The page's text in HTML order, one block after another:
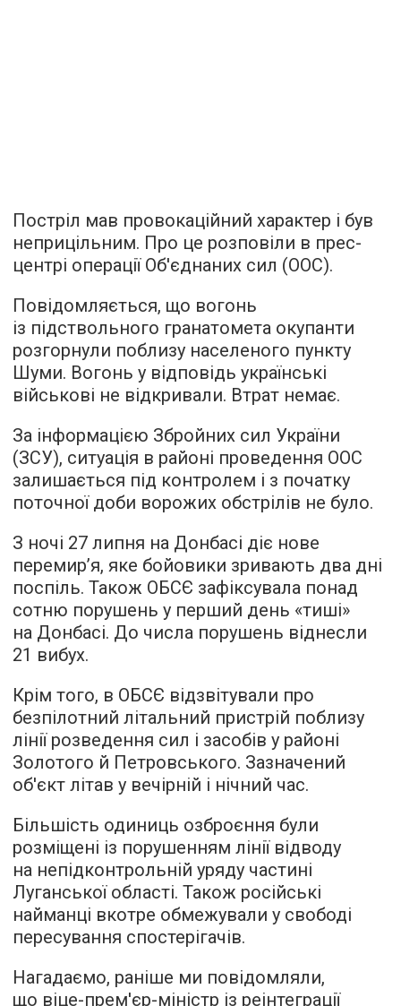
Постріл мав провокаційний характер і був
неприцільним. Про це розповіли в прес-
центрі операції Об'єднаних сил (ООС).
Повідомляється, що вогонь
із підствольного гранатомета окупанти
розгорнули поблизу населеного пункту
Шуми. Вогонь у відповідь українські
військові не відкривали. Втрат немає.
За інформацією Збройних сил України
(ЗСУ), ситуація в районі проведення ООС
залишається під контролем і з початку
поточної доби ворожих обстрілів не було.
З ночі 27 липня на Донбасі діє нове
перемир’я, яке бойовики зривають два дні
поспіль. Також ОБСЄ зафіксувала понад
сотню порушень у перший день «тиші»
на Донбасі. До числа порушень віднесли
21 вибух.
Крім того, в ОБСЄ відзвітували про
безпілотний літальний пристрій поблизу
лінії розведення сил і засобів у районі
Золотого й Петровського. Зазначений
об'єкт літав у вечірній і нічний час.
Більшість одиниць озброєння були
розміщені із порушенням лінії відводу
на непідконтрольній уряду частині
Луганської області. Також російські
найманці вкотре обмежували у свободі
пересування спостерігачів.
Нагадаємо, раніше ми повідомляли,
що віце-прем'єр-міністр із реінтеграції